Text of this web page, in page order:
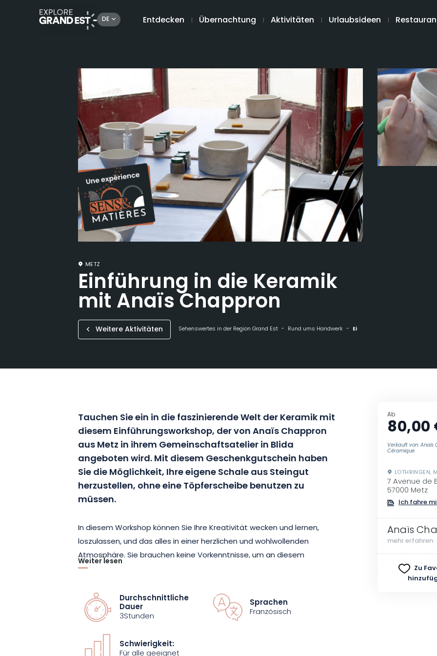
DE Entdecken Übernachtung Aktivitäten Urlaubsideen
METZ
Einführung in die Keramik
mit Anaïs Chappron
Weitere Aktivitäten Sehenswertes in der Region Grand Est Rund ums Handwerk Einführung in die Keramik mit Anaïs Chappron
Tauchen Sie ein in die faszinierende Welt der Keramik mit
diesem Einführungsworkshop, der von Anaïs Chappron
aus Metz in ihrem Gemeinschaftsatelier in Blida
angeboten wird. Mit diesem Geschenkgutschein haben
Sie die Möglichkeit, Ihre eigene Schale aus Steingut
herzustellen, ohne eine Töpferscheibe benutzen zu
müssen.
In diesem Workshop können Sie Ihre Kreativität wecken und lernen,
loszulassen, und das alles in einer herzlichen und wohlwollenden
Atmosphäre. Sie brauchen keine Vorkenntnisse, um an diesem
Workshop teilzunehmen.
Dieser Workshop ist für eine Gruppe von maximal 8 Personen konzipiert
und dauert 3 Stunden. Er bietet Ihnen die Möglichkeit, sich in die Keramik
einzuführen, indem Sie unter Anleitung von Anaïs eine Schale von A bis Z
herstellen, vom Stempeln bis zur Dekoration.
Weiter lesen
Durchschnittliche
Dauer
3Stunden
Sprachen
Französisch
Schwierigkeit:
Für alle geeignet
Ab
80,00
Verkauft von: Anaïs
Céramique
LOTHRINGEN,
7 Avenue de
57000 Metz
Ich fahre
Anaïs
mehr erfahren
Zu